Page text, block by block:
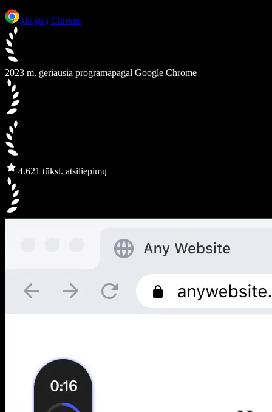
Įdiegti į Chrome
2023 m. geriausia programapagal Google Chrome
4.621 tūkst. atsiliepimų